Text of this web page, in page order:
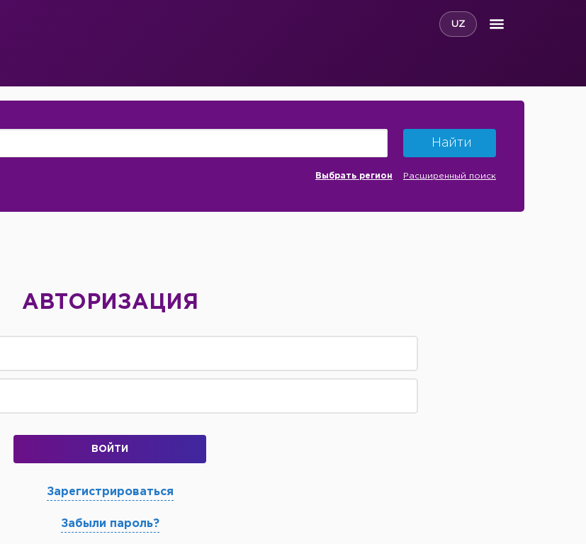
UZ
Найти
Выбрать регион Расширенный поиск
АВТОРИЗАЦИЯ
ВОЙТИ
Зарегистрироваться
Забыли пароль?